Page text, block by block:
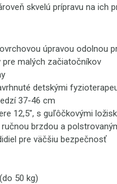
skvelú prípravu na ich
úpravou odolnou
pre malých začiatočníkov
detskými
37-46 cm
12,5", s guľôčkovými
brzdou a
pre väčšiu bezpečnosť
50 kg)